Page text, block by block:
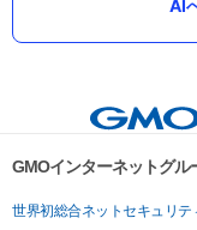
AI
GMOインターネットグル
世界初総合ネットセキュリテ